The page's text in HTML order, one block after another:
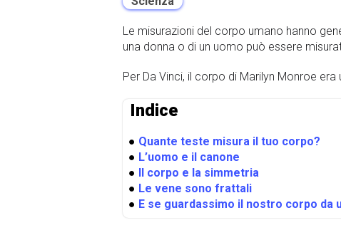
Le misurazioni del corpo umano hanno
una donna o di un uomo può essere
Per Da Vinci, il corpo di Marilyn Monroe
Indice
● Quante teste misura il tuo corpo?
● L’uomo e il canone
● Il corpo e la simmetria
● Le vene sono frattali
● E se guardassimo il nostro corpo da